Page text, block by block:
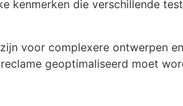
kenmerken die verschillende
voor complexere ontwerpen
geoptimaliseerd moet